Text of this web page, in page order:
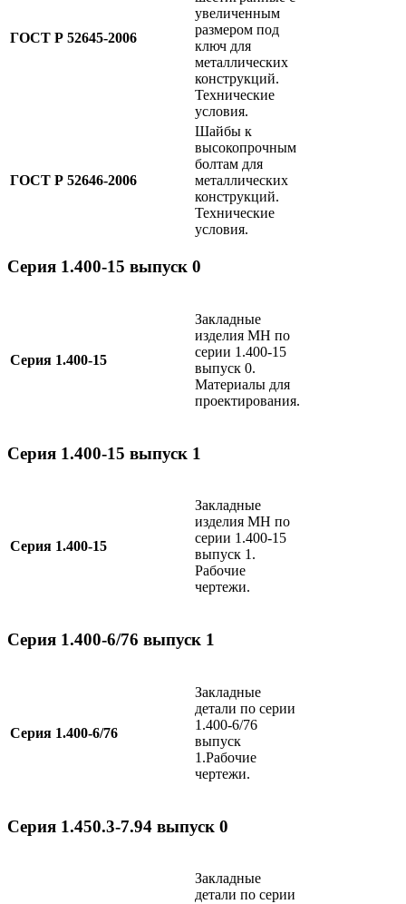
ГОСТ Р 52645-2006
увеличенным
размером под
ключ для
металлических
конструкций.
Технические
условия.
ГОСТ Р 52646-2006
Шайбы к
высокопрочным
болтам для
металлических
конструкций.
Технические
условия.
Серия 1.400-15 выпуск 0
Серия 1.400-15
Закладные
изделия МН по
серии 1.400-15
выпуск 0.
Материалы для
проектирования.
Серия 1.400-15 выпуск 1
Серия 1.400-15
Закладные
изделия МН по
серии 1.400-15
выпуск 1.
Рабочие
чертежи.
Серия 1.400-6/76 выпуск 1
Серия 1.400-6/76
Закладные
детали по серии
1.400-6/76
выпуск
1.Рабочие
чертежи.
Серия 1.450.3-7.94 выпуск 0
Закладные
детали по серии